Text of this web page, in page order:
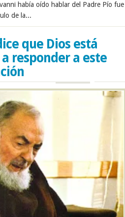
había oído hablar del Padre Pío fue
de la...
que Dios está
responder a este